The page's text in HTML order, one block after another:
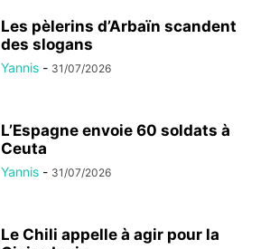
Les pèlerins d’Arbaïn scandent
des slogans
Yannis - 31/07/2026
L’Espagne envoie 60 soldats à
Ceuta
Yannis - 31/07/2026
Le Chili appelle à agir pour la